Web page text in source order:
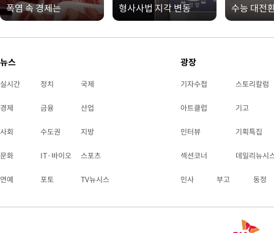
폭염 속 경제는 형사사법 지각 변동 수능 대전
뉴스
실시간 정치 국제
경제 금융 산업
사회 수도권 지방
문화 IT·바이오 스포츠
연예 포토 TV뉴시스
광장
기자수첩 스토리칼럼
아트클럽 기고
인터뷰 기획특집
섹션코너 데일리뉴시
인사 부고 동정